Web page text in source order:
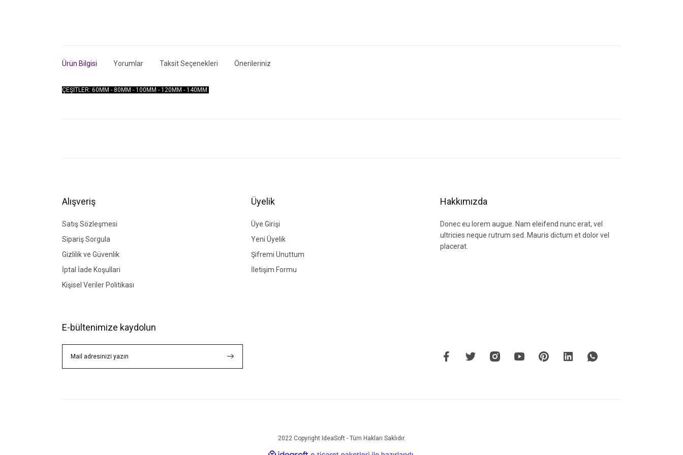
Ürün Bilgisi Yorumlar Taksit Seçenekleri Önerileriniz
ÇEŞİTLER: 60MM - 80MM - 100MM - 120MM - 140MM
Ürün fiyatı diğer sitelerden daha pahalı.
Bu ürüne benzer farklı alternatifler olmalı.
Alışveriş
Satış Sözleşmesi
Sipariş Sorgula
Gizlilik ve Güvenlik
İptal İade Koşullari
Kişisel Veriler Politikası
Üyelik
Üye Girişi
Yeni Üyelik
Şifremi Unuttum
İletişim Formu
Hakkımızda
Donec eu lorem augue. Nam eleifend nunc erat, vel
ultricies neque rutrum sed. Mauris dictum et dolor vel
placerat.
E-bültenimize kaydolun
2022 Copyright IdeaSoft - Tüm Hakları Saklıdır.